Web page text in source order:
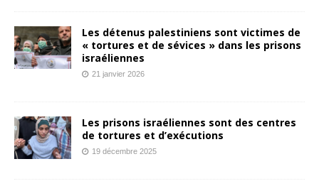
Les détenus palestiniens sont victimes de
« tortures et de sévices » dans les prisons
israéliennes
21 janvier 2026
Les prisons israéliennes sont des centres
de tortures et d’exécutions
19 décembre 2025